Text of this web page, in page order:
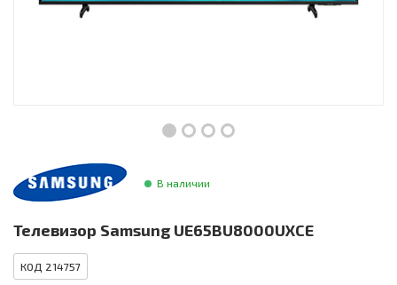
Инструменты и техника
Сантехника В наличии
Телевизор Samsung UE65BU8000UXCE
КОД 214757